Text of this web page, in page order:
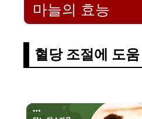
마늘의 효능
혈당 조절에 도움
×